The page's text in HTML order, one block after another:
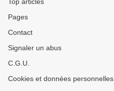
Pages
Contact
Signaler un abus
C.G.U.
Cookies et données personnelles